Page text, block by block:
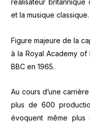
réalisateur britannique
et la musique classique.
Figure majeure de la
à la Royal Academy of
BBC en 1965.
Au cours d’une
plus de 600
évoquent même